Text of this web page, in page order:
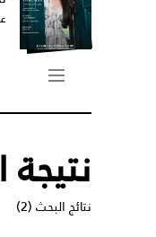
نتائج البحث (2)